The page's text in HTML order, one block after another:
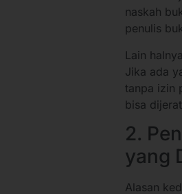
naskah
penulis
Lain
Jika ada
tanpa izin
bisa
2.
yang
Alasan